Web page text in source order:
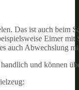
Das ist auch beim
Eimer mit
auch Abwechslung
und können